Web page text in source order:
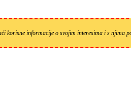
informacije o svojim interesima i s njima